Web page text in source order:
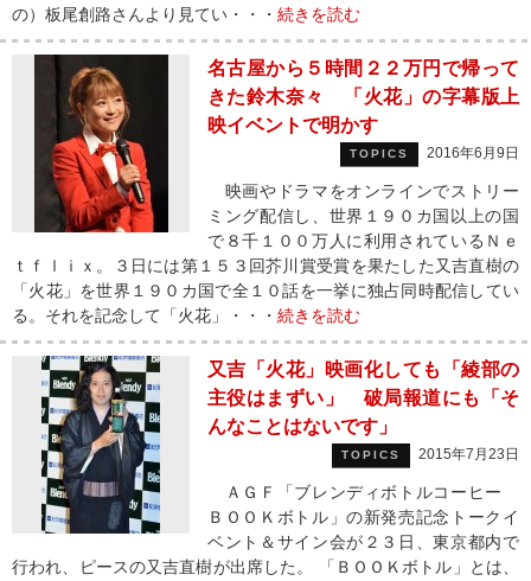
の）板尾創路さんより見てい・・・ 続きを読む
名古屋から５時間２２万円で帰って
きた鈴木奈々 「火花」の字幕版上
映イベントで明かす
TOPICS 2016年6月9日
映画やドラマをオンラインでストリー
ミング配信し、世界１９０カ国以上の国
で８千１００万人に利用されているＮｅ
ｔｆｌｉｘ。３日には第１５３回芥川賞受賞を果たした又吉直樹の
「火花」を世界１９０カ国で全１０話を一挙に独占同時配信してい
る。それを記念して「火花」・・・ 続きを読む
又吉「火花」映画化しても「綾部の
主役はまずい」 破局報道にも「そ
んなことはないです」
TOPICS 2015年7月23日
ＡＧＦ「ブレンディボトルコーヒー
ＢＯＯＫボトル」の新発売記念トークイ
ベント＆サイン会が２３日、東京都内で
行われ、ピースの又吉直樹が出席した。 「ＢＯＯＫボトル」とは、